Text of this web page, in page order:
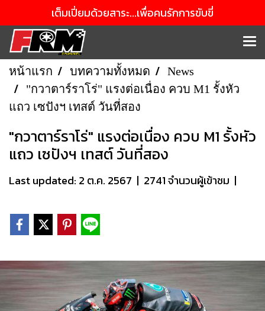
เต็มเปี่ยมด้วยสาระ...เพื่อคนรักการขับขี่
หน้าแรก บทความทั้งหมด
News
"กวาตาร์ราโร่" แรงต่อเนื่อง ควบ M1 รั้งหัว
แถว เซปังฯ เทสต์ วันที่สอง
"กวาตาร์ราโร่" แรงต่อเนื่อง ควบ M1 รั้งหัว
แถว เซปังฯ เทสต์ วันที่สอง
Last updated: 2 ต.ค. 2567 | 2741 จำนวนผู้เข้าชม |